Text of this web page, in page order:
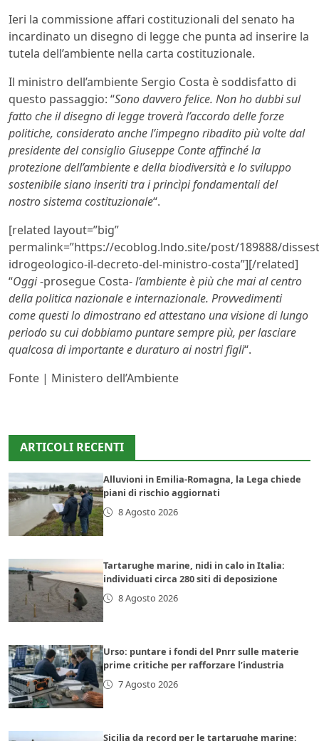
Ieri la commissione affari costituzionali del senato ha
incardinato un disegno di legge che punta ad inserire la
tutela dell’ambiente nella carta costituzionale.
Il ministro dell’ambiente Sergio Costa è soddisfatto di
questo passaggio: “Sono davvero felice. Non ho dubbi sul
fatto che il disegno di legge troverà l’accordo delle forze
politiche, considerato anche l’impegno ribadito più volte dal
presidente del consiglio Giuseppe Conte affinché la
protezione dell’ambiente e della biodiversità e lo sviluppo
sostenibile siano inseriti tra i princìpi fondamentali del
nostro sistema costituzionale“.
[related layout=”big”
permalink=”https://ecoblog.lndo.site/post/189888/
idrogeologico-il-decreto-del-ministro-costa”][/related]
“Oggi-prosegue Costa-l’ambiente è più che mai al centro
della politica nazionale e internazionale. Provvedimenti
come questi lo dimostrano ed attestano una visione di lungo
periodo su cui dobbiamo puntare sempre più, per lasciare
qualcosa di importante e duraturo ai nostri figli“.
Fonte | Ministero dell’Ambiente
ARTICOLI RECENTI
Alluvioni in Emilia-Romagna, la Lega chiede
piani di rischio aggiornati
8 Agosto 2026
Tartarughe marine, nidi in calo in Italia:
individuati circa 280 siti di deposizione
8 Agosto 2026
Urso: puntare i fondi del Pnrr sulle materie
prime critiche per rafforzare l’industria
7 Agosto 2026
Sicilia da record per le tartarughe marine: